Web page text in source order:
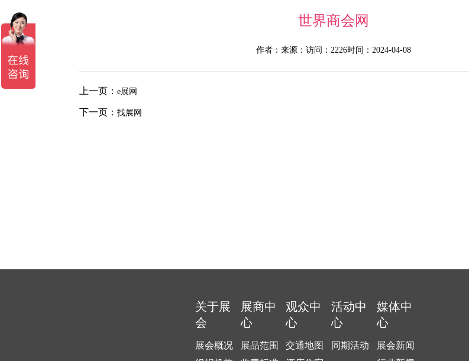
世界商会网
作者：来源：访问：2226时间：2024-04-08
上一页：e展网
下一页：找展网
关于展
会
展会概况
展商中
心
展品范围
观众中
心
交通地图
活动中
心
同期活动
媒体中
心
展会新闻